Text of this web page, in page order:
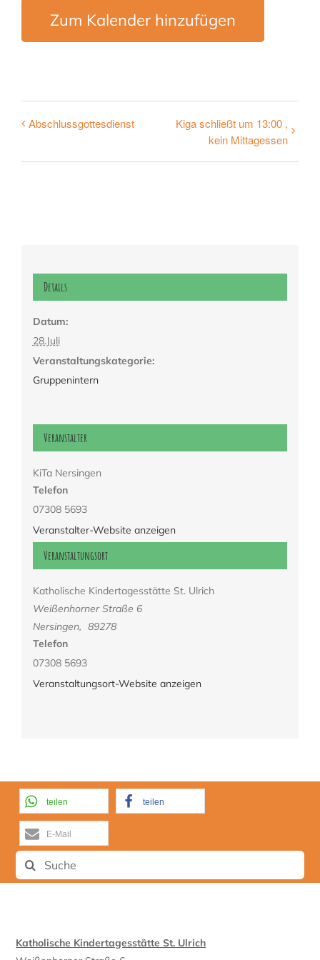
Zum Kalender hinzufügen
Abschlussgottesdienst
Kiga schließt um 13:00 ,
kein Mittagessen
Details
Datum:
28.Juli
Veranstaltungskategorie:
Gruppenintern
Veranstaltungsort
Katholische Kindertagesstätte St. Ulrich
Weißenhorner Straße 6
Nersingen, 89278
Telefon
07308 5693
Veranstaltungsort-Website anzeigen
Veranstalter
KiTa Nersingen
Telefon
07308 5693
Veranstalter-Website anzeigen
teilen teilen
E-Mail
Suche
nach:
Katholische Kindertagesstätte St. Ulrich